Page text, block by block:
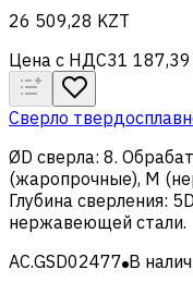
26 509,28 KZT
Цена с НДС31 187,39
Сверло
ØD сверла: 8.
(жаропрочные), M
Глубина сверления: 5D
нержавеющей стали.
AC.GSD02477 В